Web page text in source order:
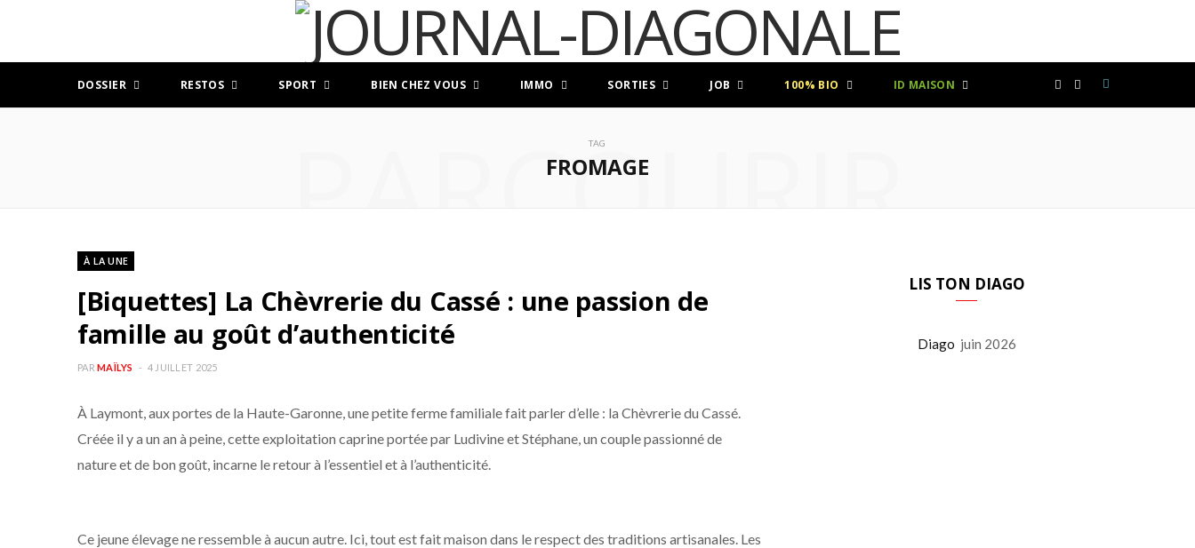
DOSSIER RESTOS SPORT BIEN CHEZ VOUS IMMO SORTIES JOB 100% BIO ID MAISON
TAG
FROMAGE
PARCOURIR
À LA UNE
[Biquettes] La Chèvrerie du Cassé : une passion de
famille au goût d’authenticité
PAR MAÏLYS 4 JUILLET 2025
À Laymont, aux portes de la Haute-Garonne, une petite ferme familiale fait parler d’elle : la Chèvrerie du Cassé.
Créée il y a un an à peine, cette exploitation caprine portée par Ludivine et Stéphane, un couple passionné de
nature et de bon goût, incarne le retour à l’essentiel et à l’authenticité.
Ce jeune élevage ne ressemble à aucun autre. Ici, tout est fait maison dans le respect des traditions artisanales. Les
LIS TON DIAGO
Diago juin 2026